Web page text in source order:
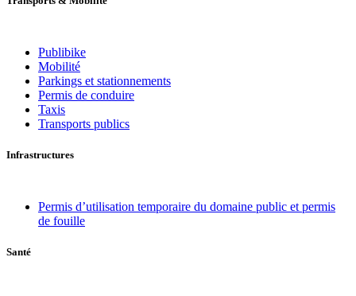
Publibike
Mobilité
Parkings et stationnements
Permis de conduire
Taxis
Transports publics
Infrastructures
Permis d’utilisation temporaire du domaine public et permis
de fouille
Santé